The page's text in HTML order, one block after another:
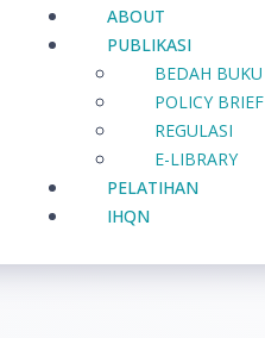
ABOUT
PUBLIKASI
BEDAH BUKU
POLICY BRIEF
REGULASI
E-LIBRARY
PELATIHAN
IHQN